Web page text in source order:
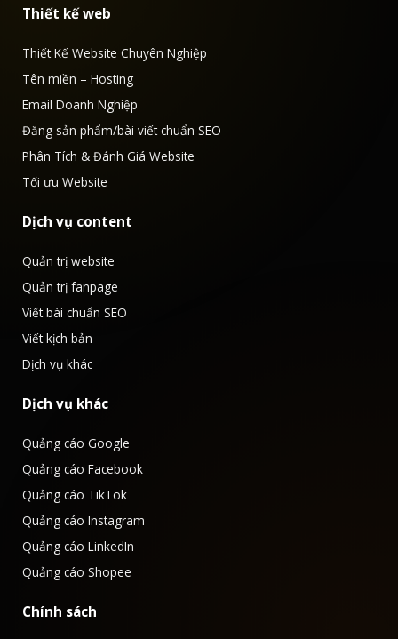
Thiết kế web
Thiết Kế Website Chuyên Nghiệp
Tên miền – Hosting
Email Doanh Nghiệp
Đăng sản phẩm/bài viết chuẩn SEO
Phân Tích & Đánh Giá Website
Tối ưu Website
Dịch vụ content
Quản trị website
Quản trị fanpage
Viết bài chuẩn SEO
Viết kịch bản
Dịch vụ khác
Dịch vụ khác
Quảng cáo Google
Quảng cáo Facebook
Quảng cáo TikTok
Quảng cáo Instagram
Quảng cáo LinkedIn
Quảng cáo Shopee
Chính sách